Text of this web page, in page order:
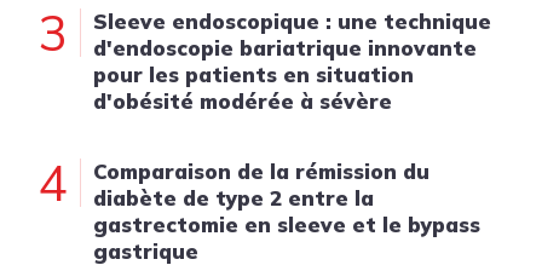
3
Sleeve endoscopique : une technique
d'endoscopie bariatrique innovante
pour les patients en situation
d'obésité modérée à sévère
4
Comparaison de la rémission du
diabète de type 2 entre la
gastrectomie en sleeve et le bypass
gastrique